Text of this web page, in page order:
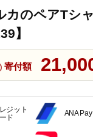
カのペアTシ
】
寄付額
ジット
ド
ANA Pay